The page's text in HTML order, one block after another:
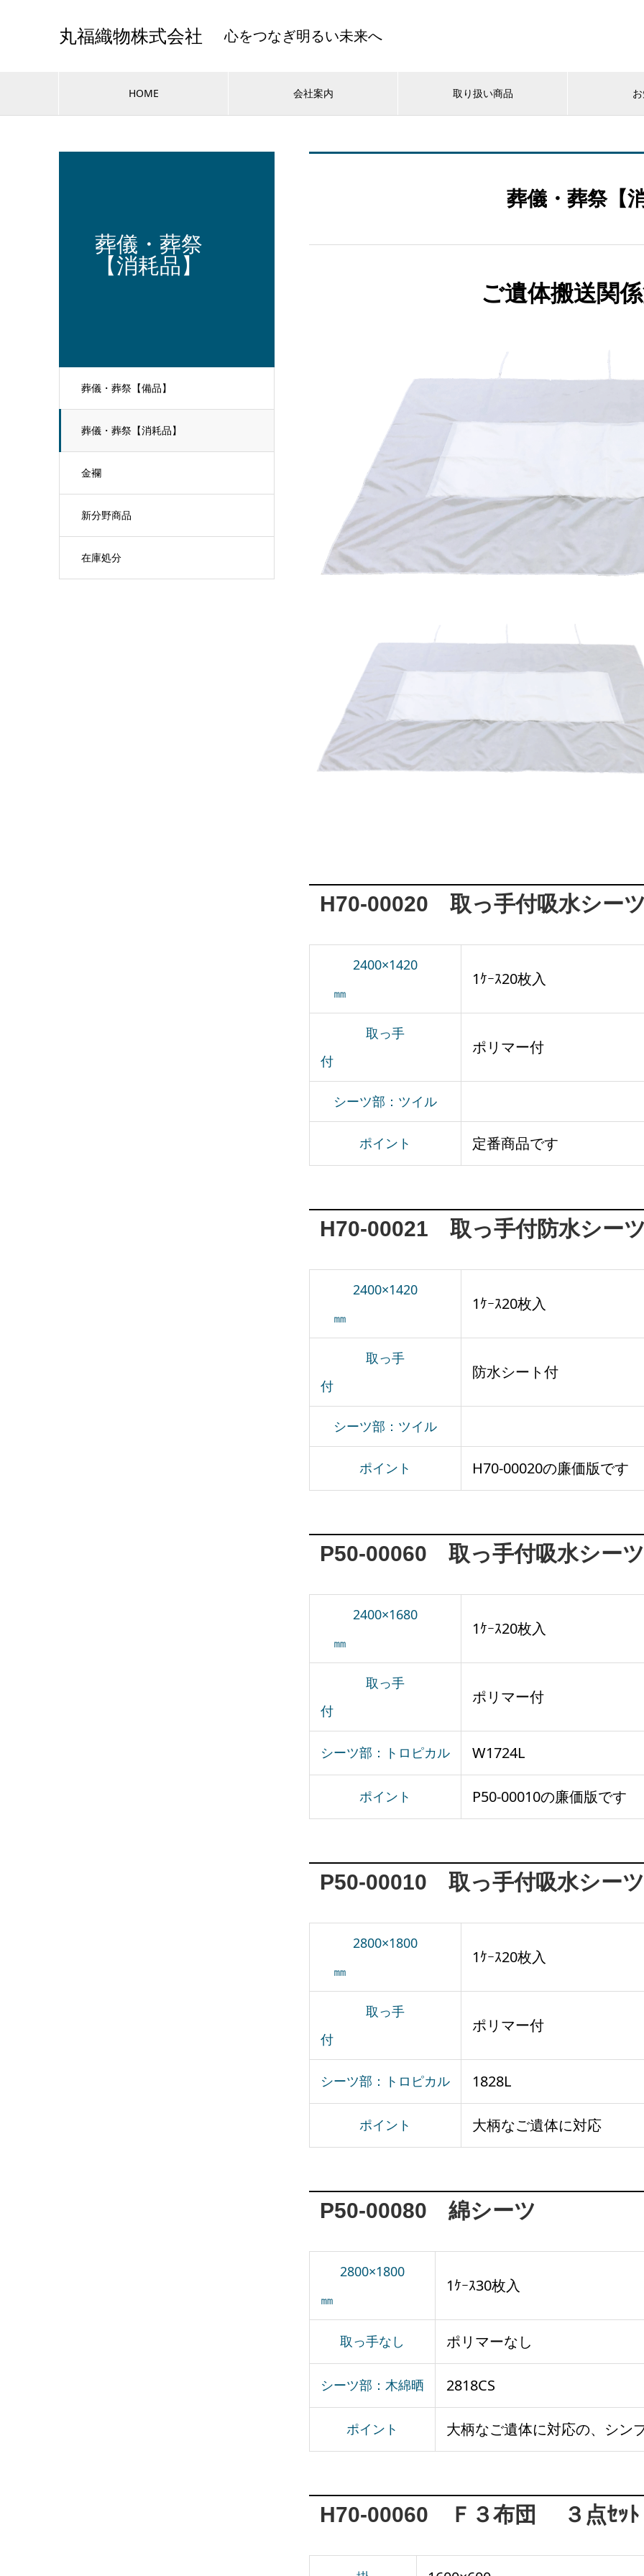
丸福織物株式会社 心をつなぎ明るい未来へ
HOME 会社案内 取り扱い商品
葬儀・葬祭
【消耗品】
葬儀・葬祭【備品】
葬儀・葬祭【消耗品】
金襴
新分野商品
在庫処分
葬儀・葬祭【
ご遺体搬送関
H70-00020 取っ手付吸水シー
2400×1420
㎜
1ｹｰｽ20枚入
取っ手
付
ポリマー付
シーツ部：ツイル
ポイント 定番商品です
H70-00021 取っ手付防水シー
2400×1420
㎜
1ｹｰｽ20枚入
取っ手
付
防水シート付
シーツ部：ツイル
ポイント H70-00020の廉価版です
P50-00060 取っ手付吸水シーツ
2400×1680
㎜
1ｹｰｽ20枚入
取っ手
付
ポリマー付
シーツ部：トロピカル W1724L
ポイント P50-00010の廉価版です
P50-00010 取っ手付吸水シーツ
2800×1800
㎜
1ｹｰｽ20枚入
取っ手
付
ポリマー付
シーツ部：トロピカル 1828L
ポイント 大柄なご遺体に対応
P50-00080 綿シーツ
2800×1800
㎜
1ｹｰｽ30枚入
取っ手なし ポリマーなし
シーツ部：木綿晒 2818CS
ポイント 大柄なご遺体に対応の、シン
H70-00060 Ｆ３布団 ３点ｾｯﾄ